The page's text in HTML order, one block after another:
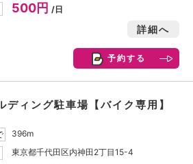
500円/日
詳細へ
予約する
ィング駐車場【バイク専用】
396m
東京都千代田区内神田2丁目15-4